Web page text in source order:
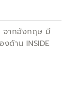
จากอังกฤษ มี
ด้าน INSIDE